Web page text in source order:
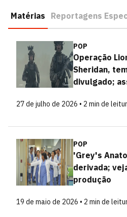
Matérias Reportagens
POP
Operação
Sheridan,
divulgado;
27 de julho de 2026 • 2 min de
POP
'Grey's
derivada;
produção
19 de maio de 2026 • 2 min de